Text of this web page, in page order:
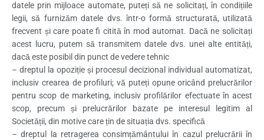
datele prin mijloace automate, puteți să ne solicitați, în condițiile
legii, să furnizăm datele dvs. într-o formă structurată, utilizată
frecvent și care poate fi citită în mod automat. Dacă ne solicitați
acest lucru, putem să transmitem datele dvs. unei alte entități,
dacă este posibil din punct de vedere tehnic
– dreptul la opoziție și procesul decizional individual automatizat,
inclusiv crearea de profiluri; vă puteți opune oricând prelucrărilor
pentru scop de marketing, inclusiv profilărilor efectuate în acest
scop, precum și prelucrărilor bazate pe interesul legitim al
Societății, din motive care țin de situația dvs. specifică
– dreptul la retragerea consimțământului în cazul prelucrării în